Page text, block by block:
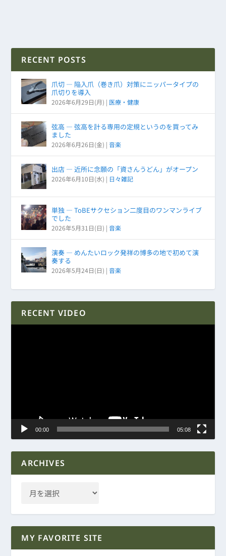
RECENT POSTS
爪切 ― 陥入爪（巻き爪）対策にニッパータイプの
爪切りを導入
2026年6月29日(月) | 医療・健康
弦高 ― 弦高を計る専用の定規というのを買ってみ
ました
2026年6月26日(金) |音楽
出店 ― 近所に念願の「資さんうどん」がオープン
2026年6月10日(水) | 日々雑記
単独 ― ToBEサクセション二度目のワンマンライブ
でした
2026年5月31日(日) |音楽
演奏 ― めんたいロック発祥の博多の地で初めて演
奏する
2026年5月24日(日) |音楽
RECENT VIDEO
00:00 05:08
ARCHIVES
MY FAVORITE SITE